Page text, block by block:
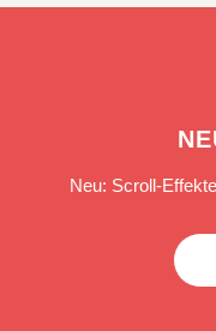
Neu: Scroll-